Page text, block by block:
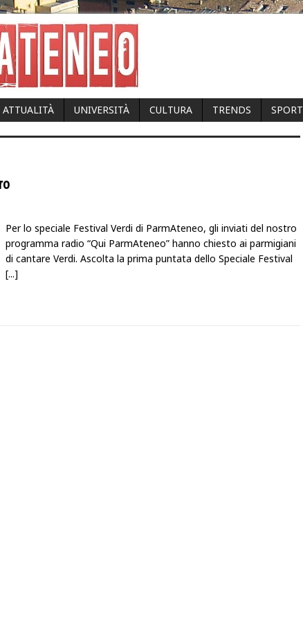
ATTUALITÀ UNIVERSITÀ CULTURA TRENDS SPORT
Per lo speciale Festival Verdi di ParmAteneo, gli inviati del nostro
programma radio “Qui ParmAteneo” hanno chiesto ai parmigiani
di cantare Verdi. Ascolta la prima puntata dello Speciale Festival
[...]